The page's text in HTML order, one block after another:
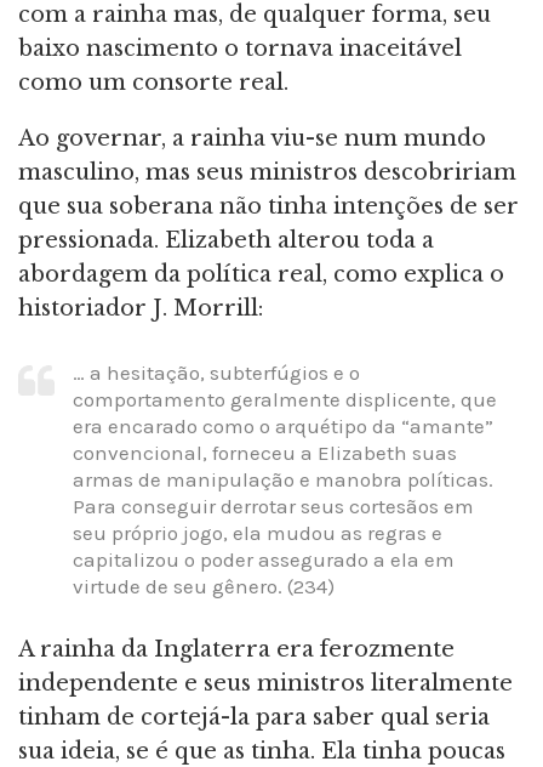
com a rainha mas, de qualquer forma, seu
baixo nascimento o tornava inaceitável
como um consorte real.
Ao governar, a rainha viu-se num mundo
masculino, mas seus ministros descobririam
que sua soberana não tinha intenções de ser
pressionada. Elizabeth alterou toda a
abordagem da política real, como explica o
historiador J. Morrill:
… a hesitação, subterfúgios e o
comportamento geralmente displicente, que
era encarado como o arquétipo da “amante”
convencional, forneceu a Elizabeth suas
armas de manipulação e manobra políticas.
Para conseguir derrotar seus cortesãos em
seu próprio jogo, ela mudou as regras e
capitalizou o poder assegurado a ela em
virtude de seu gênero. (234)
A rainha da Inglaterra era ferozmente
independente e seus ministros literalmente
tinham de cortejá-la para saber qual seria
sua ideia, se é que as tinha. Ela tinha poucas